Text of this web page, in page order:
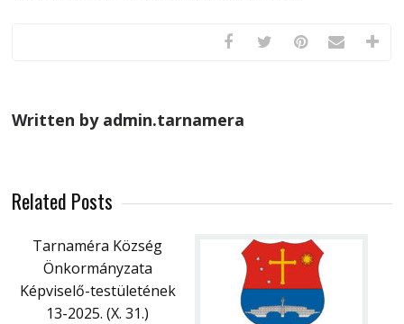
Written by admin.tarnamera
Related Posts
Tarnaméra Község
Önkormányzata
Képviselő-testületének
13-2025. (X. 31.)